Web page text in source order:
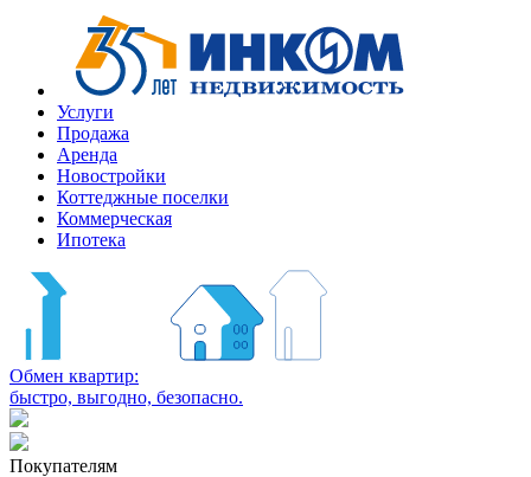
Услуги
Продажа
Аренда
Новостройки
Коттеджные поселки
Коммерческая
Ипотека
Обмен квартир:
быстро, выгодно, безопасно.
Покупателям